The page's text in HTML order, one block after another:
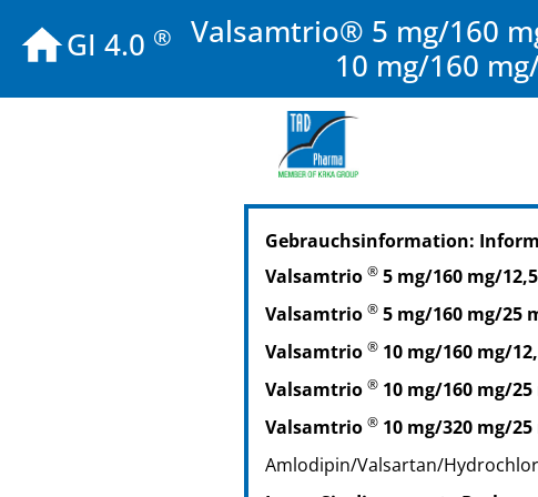
GI 4.0 ®
Valsamtrio® 5 mg/160
10 mg/160
PZN: 15865214
PPN: 111586521458
PZN: 15865220
PZN: 15865237
PPN: 111586523714
Gebrauchsinformation:
Valsamtrio ® 5 mg/160 mg/
Valsamtrio ® 5 mg/160 mg/25
Valsamtrio ® 10 mg/160 mg/
Valsamtrio ® 10 mg/160 mg/
Valsamtrio ® 10 mg/320 mg/
Amlodipin/Valsartan/